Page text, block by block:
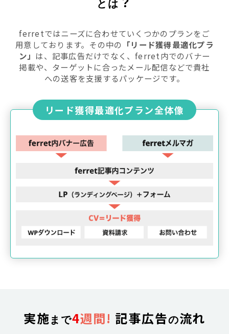
とは
ferretではニーズに合わせていくつかのプランをご
用意しております。その中の 「リード獲得最適化プラ
ン」 は、記事広告だけでなく、ferret内でのバナー
掲載や、ターゲットに合ったメール配信などで貴社
への送客を支援するパッケージです。
リード獲得最適化プラン全体像
実施 まで4週間! 記事広告の流れ